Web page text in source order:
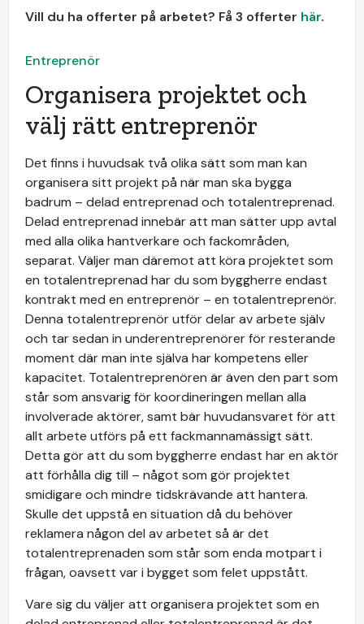
Vill du ha offerter på arbetet? Få 3 offerter här.
Entreprenör
Organisera projektet och
välj rätt entreprenör
Det finns i huvudsak två olika sätt som man kan
organisera sitt projekt på när man ska bygga
badrum – delad entreprenad och totalentreprenad.
Delad entreprenad innebär att man sätter upp avtal
med alla olika hantverkare och fackområden,
separat. Väljer man däremot att köra projektet som
en totalentreprenad har du som byggherre endast
kontrakt med en entreprenör – en totalentreprenör.
Denna totalentreprenör utför delar av arbete själv
och tar sedan in underentreprenörer för resterande
moment där man inte själva har kompetens eller
kapacitet. Totalentreprenören är även den part som
står som ansvarig för koordineringen mellan alla
involverade aktörer, samt bär huvudansvaret för att
allt arbete utförs på ett fackmannamässigt sätt.
Detta gör att du som byggherre endast har en aktör
att förhålla dig till – något som gör projektet
smidigare och mindre tidskrävande att hantera.
Skulle det uppstå en situation då du behöver
reklamera någon del av arbetet så är det
totalentreprenaden som står som enda motpart i
frågan, oavsett var i bygget som felet uppstått.
Vare sig du väljer att organisera projektet som en